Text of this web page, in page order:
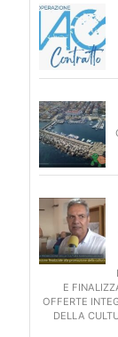
E
OFFERTE
DELLA